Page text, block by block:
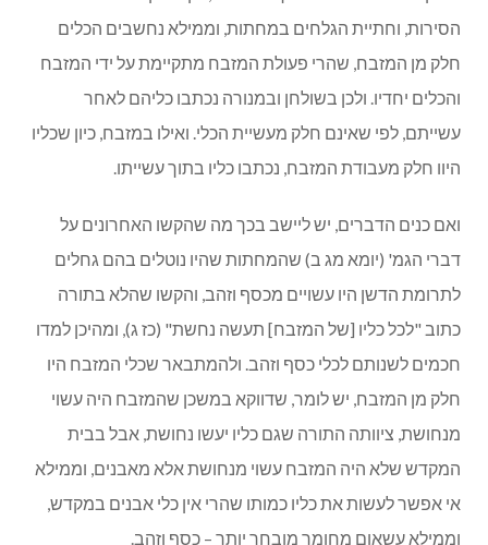
הסירות, וחתיית הגלחים במחתות, וממילא נחשבים הכלים
חלק מן המזבח, שהרי פעולת המזבח מתקיימת על ידי המזבח
והכלים יחדיו. ולכן בשולחן ובמנורה נכתבו כליהם לאחר
עשייתם, לפי שאינם חלק מעשיית הכלי. ואילו במזבח, כיון שכליו
היוו חלק מעבודת המזבח, נכתבו כליו בתוך עשייתו.
ואם כנים הדברים, יש ליישב בכך מה שהקשו האחרונים על
דברי הגמ' (יומא מג ב) שהמחתות שהיו נוטלים בהם גחלים
לתרומת הדשן היו עשויים מכסף וזהב, והקשו שהלא בתורה
כתוב "לכל כליו [של המזבח] תעשה נחשת" (כז ג), ומהיכן למדו
חכמים לשנותם לכלי כסף וזהב. ולהמתבאר שכלי המזבח היו
חלק מן המזבח, יש לומר, שדווקא במשכן שהמזבח היה עשוי
מנחושת, ציוותה התורה שגם כליו יעשו נחושת, אבל בבית
המקדש שלא היה המזבח עשוי מנחושת אלא מאבנים, וממילא
אי אפשר לעשות את כליו כמותו שהרי אין כלי אבנים במקדש,
וממילא עשאום מחומר מובחר יותר – כסף וזהב.